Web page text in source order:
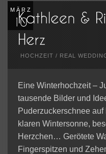
MÄRZ
HOCHZEIT / REAL
Eine Winterhochzeit –
tausende Bilder und
Puderzuckerschnee
klaren Wintersonne,
Herzchen… Gerötete
Fingerspitzen und